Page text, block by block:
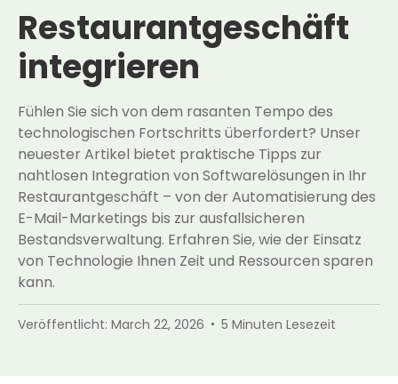
Restaurantgeschäft
integrieren
Fühlen Sie sich von dem rasanten Tempo des
technologischen Fortschritts überfordert? Unser
neuester Artikel bietet praktische Tipps zur
nahtlosen Integration von Softwarelösungen in Ihr
Restaurantgeschäft – von der Automatisierung des
E-Mail-Marketings bis zur ausfallsicheren
Bestandsverwaltung. Erfahren Sie, wie der Einsatz
von Technologie Ihnen Zeit und Ressourcen sparen
kann.
Veröffentlicht: March 22, 2026 5 Minuten Lesezeit